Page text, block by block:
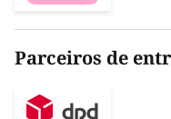
Parceiros de